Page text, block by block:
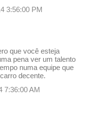
3:56:00 PM
que você esteja
pena ver um talento
numa equipe que
decente.
7:36:00 AM